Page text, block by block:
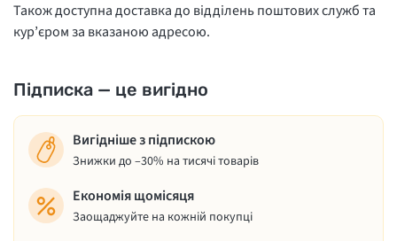
Також доступна доставка до відділень поштових служб та
кур’єром за вказаною адресою.
Підписка — це вигідно
Вигідніше з підпискою
Знижки до –30% на тисячі товарів
Економія щомісяця
Заощаджуйте на кожній покупці